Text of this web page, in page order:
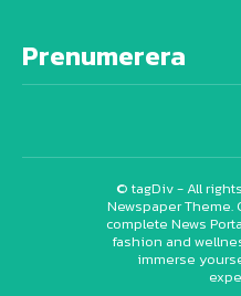
Prenumerera
© tagDiv - All
Newspaper Theme.
complete News
fashion and
immerse